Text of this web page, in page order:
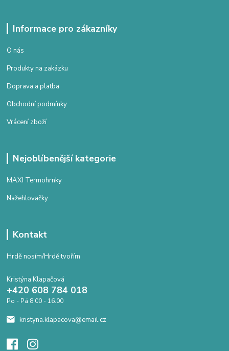
Informace pro zákazníky
O nás
Produkty na zakázku
Doprava a platba
Obchodní podmínky
Vrácení zboží
Nejoblíbenější kategorie
MAXI Termohrnky
Nažehlovačky
Kontakt
Hrdě nosím/Hrdě tvořím
Kristýna Klapačová
+420 608 784 018
Po - Pá 8.00 - 16.00
kristyna.klapacova@email.cz